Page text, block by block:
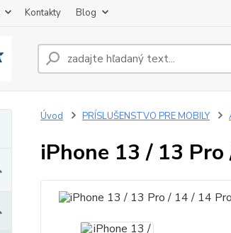
Kontakty Blog
Úvod PRÍSLUŠENSTVO PRE MOBILY
iPhone 13 / 13